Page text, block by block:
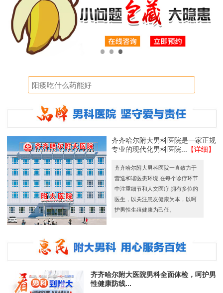
齐齐哈尔附大男科医院是一家正规
专业的现代化男科医院...
【详细】
齐齐哈尔附大男科医院一直致力于
营造和谐医患环境,在每个诊疗环节
中注重细节和人文医疗,拥有多位的
医生，以关注患友健康为本，以呵
护男性生殖健康为己任。
齐齐哈尔附大医院男科全面体检，呵护男
性健康防线...